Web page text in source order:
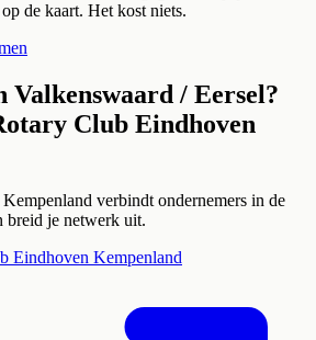
de kaart. Het kost niets.
Valkenswaard / Eersel?
Club Eindhoven
verbindt ondernemers in de
breid je netwerk uit.
Eindhoven Kempenland